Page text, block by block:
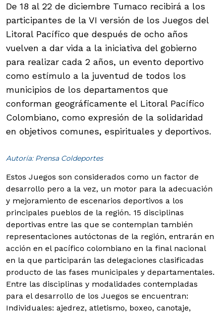
De 18 al 22 de diciembre Tumaco recibirá a los
participantes de la VI versión de los Juegos del
Litoral Pacífico que después de ocho años
vuelven a dar vida a la iniciativa del gobierno
para realizar cada 2 años, un evento deportivo
como estímulo a la juventud de todos los
municipios de los departamentos que
conforman geográficamente el Litoral Pacífico
Colombiano, como expresión de la solidaridad
en objetivos comunes, espirituales y deportivos.
Autoría: Prensa Coldeportes
Estos Juegos son considerados como un factor de
desarrollo pero a la vez, un motor para la adecuación
y mejoramiento de escenarios deportivos a los
principales pueblos de la región. 15 disciplinas
deportivas entre las que se contemplan también
representaciones autóctonas de la región, entrarán en
acción en el pacífico colombiano en la final nacional
en la que participarán las delegaciones clasificadas
producto de las fases municipales y departamentales.
Entre las disciplinas y modalidades contempladas
para el desarrollo de los Juegos se encuentran:
Individuales: ajedrez, atletismo, boxeo, canotaje,